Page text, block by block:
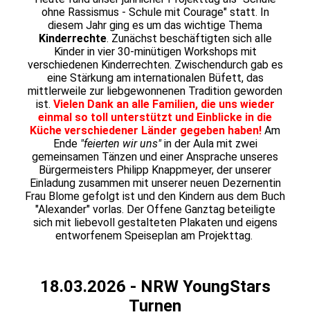
ohne Rassismus - Schule mit Courage" statt. In
diesem Jahr ging es um das wichtige Thema
Kinderrechte. Zunächst beschäftigten sich alle
Kinder in vier 30-minütigen Workshops mit
verschiedenen Kinderrechten. Zwischendurch gab es
eine Stärkung am internationalen Büfett, das
mittlerweile zur liebgewonnenen Tradition geworden
ist. Vielen Dank an alle Familien, die uns wieder
einmal so toll unterstützt und Einblicke in die
Küche verschiedener Länder gegeben haben! Am
Ende "feierten wir uns"in der Aula mit zwei
gemeinsamen Tänzen und einer Ansprache unseres
Bürgermeisters Philipp Knappmeyer, der unserer
Einladung zusammen mit unserer neuen Dezernentin
Frau Blome gefolgt ist und den Kindern aus dem Buch
"Alexander" vorlas. Der Offene Ganztag beteiligte
sich mit liebevoll gestalteten Plakaten und eigens
entworfenem Speiseplan am Projekttag.
18.03.2026 - NRW YoungStars
Turnen